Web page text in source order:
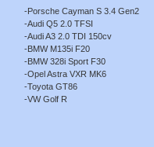
-Porsche Cayman S 3.4 Gen2
-Audi Q5 2.0 TFSI
-Audi A3 2.0 TDI 150cv
-BMW M135i F20
-BMW 328i Sport F30
-Opel Astra VXR MK6
-Toyota GT86
-VW Golf R